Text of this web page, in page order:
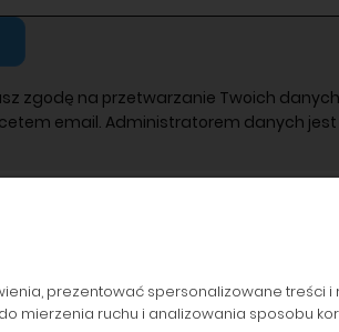
zgodę na przetwarzanie Twoich
email. Administratorem danych jest
POPULARNE KATEGORIE
prezentować spersonalizowane treści
mierzenia ruchu i analizowania sposobu